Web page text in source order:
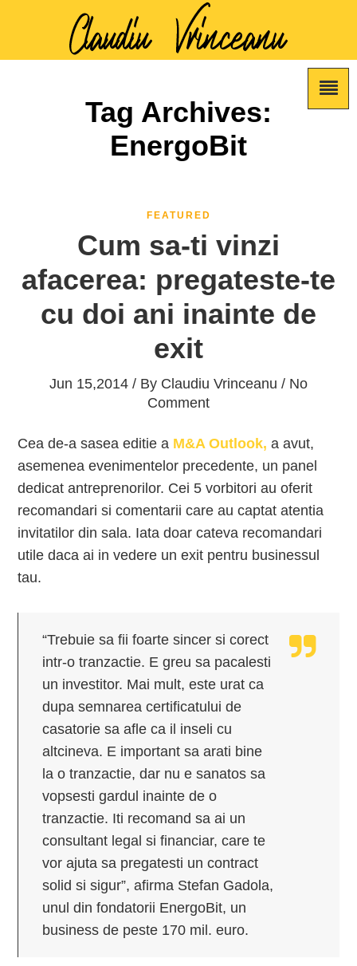
Tag Archives:
EnergoBit
FEATURED
Cum sa-ti vinzi
afacerea: pregateste-te
cu doi ani inainte de
exit
Jun 15,2014 / By Claudiu Vrinceanu / No
Comment
Cea de-a sasea editie a M&A Outlook, a avut,
asemenea evenimentelor precedente, un panel
dedicat antreprenorilor. Cei 5 vorbitori au oferit
recomandari si comentarii care au captat atentia
invitatilor din sala. Iata doar cateva recomandari
utile daca ai in vedere un exit pentru businessul
tau.
“Trebuie sa fii foarte sincer si corect
intr-o tranzactie. E greu sa pacalesti
un investitor. Mai mult, este urat ca
dupa semnarea certificatului de
casatorie sa afle ca il inseli cu
altcineva. E important sa arati bine
la o tranzactie, dar nu e sanatos sa
vopsesti gardul inainte de o
tranzactie. Iti recomand sa ai un
consultant legal si financiar, care te
vor ajuta sa pregatesti un contract
solid si sigur”, afirma Stefan Gadola,
unul din fondatorii EnergoBit, un
business de peste 170 mil. euro.